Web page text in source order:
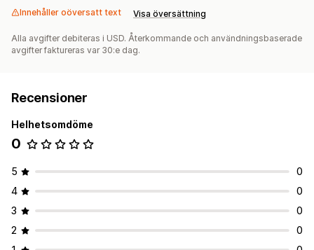
Innehåller oöversatt text Visa översättning
Alla avgifter debiteras i USD. Återkommande och användningsbaserade
avgifter faktureras var 30:e dag.
Recensioner
Helhetsomdöme
0
5
0
4
0
3
0
2
0